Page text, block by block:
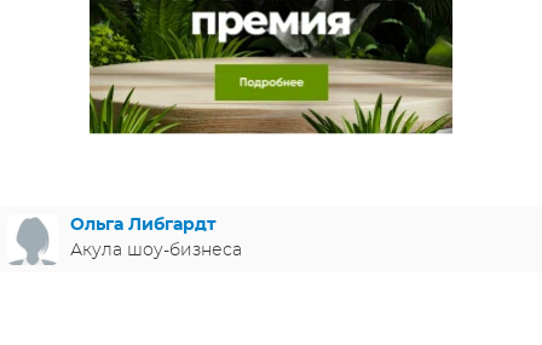
МЕЛОДРАМЫ
ИСПАНИЯ
ФРАНЦИЯ
ГЕРМАНИЯ
СВЕТСКИЕ НОВОСТИ
СПОЙЛЕРЫ ИЗ СЕРИАЛОВ
Ольга Либгардт
Акула шоу-бизнеса